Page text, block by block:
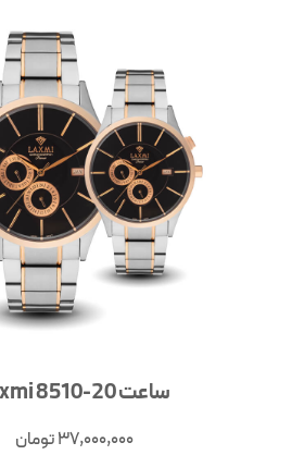
ساعت Laxmi 8510-20
37,000,000تومان